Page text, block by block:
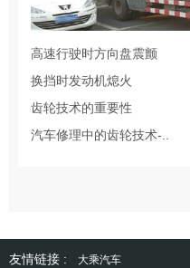
高速行驶时方向盘震颤
换挡时发动机熄火
齿轮技术的重要性
汽车修理中的齿轮技术-..
友情链接 : 大乘汽车